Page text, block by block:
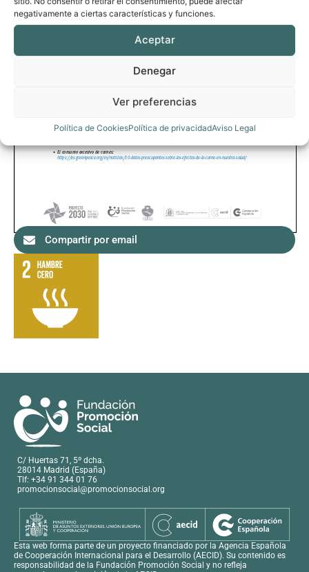
negativamente a ciertas características y funciones.
Aceptar
Denegar
Ver preferencias
Política de CookiesPolítica de privacidadAviso Legal
Compartir por email
C/ Huertas 71, 5º dcha.
28014 Madrid (España)
Tlf: +34 91 344 01 76
promocionsocial@promocionsocial.org
Esta web forma parte de un proyecto financiado por la Agencia Española
de Cooperación Internacional para el Desarrollo (AECID). Su contenido es
responsabilidad de la Fundación Promoción Social y no refleja